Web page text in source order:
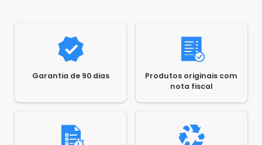
Garantia de 90 dias
Produtos originais com
nota fiscal